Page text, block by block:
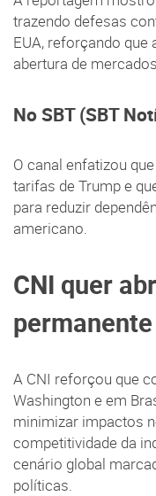
trazendo defesas
EUA, reforçando
abertura de
No SBT (SBT
O canal enfatizou
tarifas de Trump e
para reduzir
americano.
CNI quer
permanente
A CNI reforçou que
Washington e em
minimizar impactos
competitividade da
cenário global
políticas.